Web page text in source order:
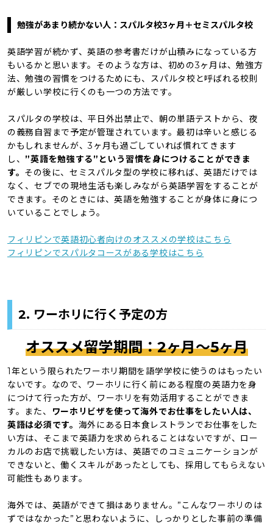
勉強があまり続かない人：スパルタ校3ヶ月＋セミスパルタ校
英語学習が続かず、英語の参考書だけが山積みになっている方
もいるかと思います。そのような方は、初めの3ヶ月は、勉強方
法、勉強の習慣をつけるためにも、スパルタ校と呼ばれる校則
が厳しい学校に行くのも一つの方法です。
スパルタの学校は、平日外出禁止で、朝の単語テストから、夜
の義務自習まで予定が管理されています。最初は辛いと感じる
かもしれませんが、3ヶ月も過ごしていれば慣れてきます
し、 ”英語を勉強する”という習慣を身につけることができま
す。 その後に、セミスパルタ型の学校に移れば、英語だけでは
なく、セブでの現地生活も楽しみながら英語学習をすることが
できます。そのときには、英語を勉強することが身体に身につ
いていることでしょう。
フィリピンで英語初心者向けのオススメの学校はこちら
フィリピンでスパルタコースがある学校はこちら
2. ワーホリに行く予定の方
オススメ留学期間：2ヶ月〜5ヶ月
1年という限られたワーホリ期間を語学学校に使うのはもったい
ないです。なので、ワーホリに行く前にある程度の英語力を身
につけて行った方が、ワーホリを有効活用することができま
す。また、
ワーホリビザを使って海外でお仕事をしたい人は、
英語は必須です。 海外にある日本食レストランでお仕事をした
い方は、そこまで英語力を求められることはないですが、ロー
カルのお店で挑戦したい方は、英語でのコミュニケーションが
できないと、働くスキルがあったとしても、採用してもらえない
可能性もあります。
海外では、英語ができて損はありません。”こんなワーホリのは
ずではなかった”と思わないように、しっかりとした事前の準備